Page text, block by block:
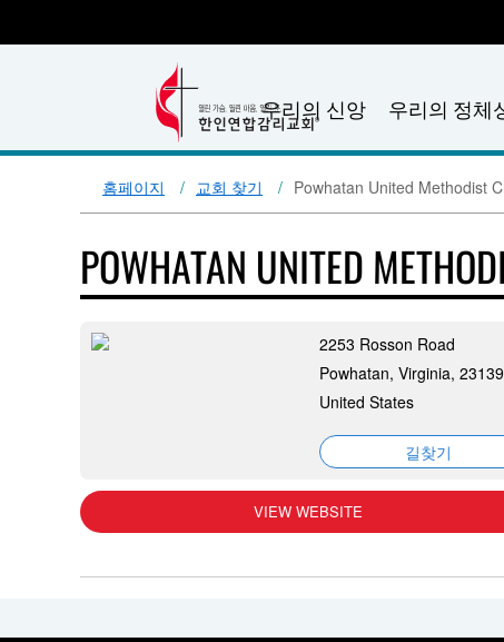
우리의 신앙 우리의 정체
홈페이지 교회 찾기 Powhatan United Methodist
POWHATAN UNITED
2253 Rosson Road
Powhatan, Virginia, 23139
United States
길찾기
VIEW WEBSITE